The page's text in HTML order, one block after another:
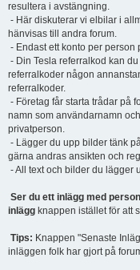
resultera i avstängning.
- Här diskuterar vi elbilar i
hänvisas till andra forum.
- Endast ett konto per person
- Din Tesla referralkod kan
referralkoder någon
referralkoder.
- Företag får starta trådar på
namn som användarnamn
privatperson.
- Lägger du upp bilder tänk
gärna andras ansikten och
- All text och bilder du lägger
Ser du ett inlägg med
inlägg knappen istället för att
Tips: Knappen "Senaste
inläggen folk har gjort på